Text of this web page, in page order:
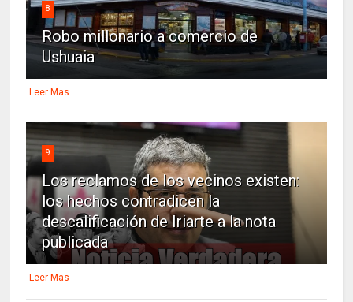
8
Robo millonario a comercio de
Ushuaia
Leer Mas
9
Los reclamos de los vecinos existen:
los hechos contradicen la
descalificación de Iriarte a la nota
publicada
Leer Mas